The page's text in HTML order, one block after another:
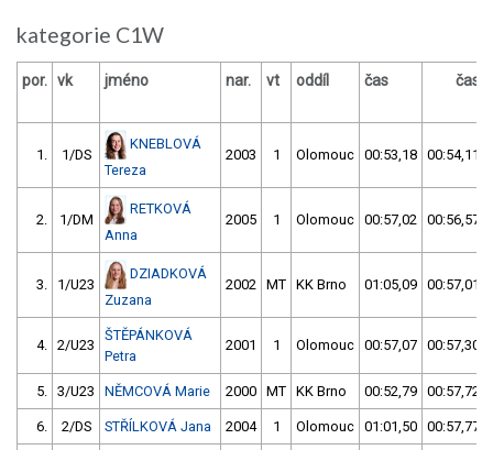
kategorie C1W
por. vk jméno nar. vt oddíl čas čas
1. 1/DS
KNEBLOVÁ
Tereza
2003 1 Olomouc 00:53,18 00:54,11
2. 1/DM
RETKOVÁ
Anna
2005 1 Olomouc 00:57,02 00:56,57
3. 1/U23
DZIADKOVÁ
Zuzana
2002 MT KK Brno 01:05,09 00:57,01
4. 2/U23
ŠTĚPÁNKOVÁ
Petra
2001 1 Olomouc 00:57,07 00:57,30
5. 3/U23 NĚMCOVÁ Marie 2000 MT KK Brno 00:52,79 00:57,72
6. 2/DS STŘÍLKOVÁ Jana 2004 1 Olomouc 01:01,50 00:57,77